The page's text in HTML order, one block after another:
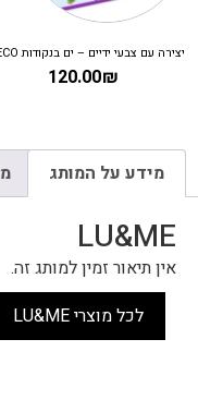
יצירה עם צבעי ידיים – ים בנקודות DJECO
120.00₪
מידע על המותג
LU&ME
אין תיאור זמין למותג זה.
לכל מוצרי LU&ME